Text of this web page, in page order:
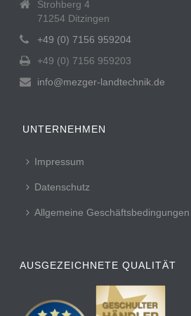
Strohberg 4
71254 Ditzingen
+49 (0) 7156 959204
+49 (0) 7156 959203
info@mezger-landtechnik.de
UNTERNEHMEN
Impressum
Datenschutz
Allgemeine Geschäftsbedingungen
AUSGEZEICHNETE QUALITÄT